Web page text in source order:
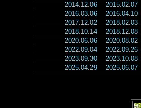
2014.12.06
2015.02.07
2016.03.06
2016.04.10
2017.12.02
2018.02.03
2018.10.14
2018.12.08
2020.06.06
2020.08.02
2022.09.04
2022.09.26
2023.09.30
2023.10.08
2025.04.29
2025.06.07